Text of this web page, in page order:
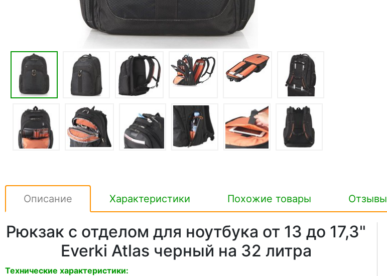
Описание Характеристики Похожие товары Отзывы
Рюкзак с отделом для ноутбука от 13 до 17,3"
Everki Atlas черный на 32 литра
Технические характеристики: